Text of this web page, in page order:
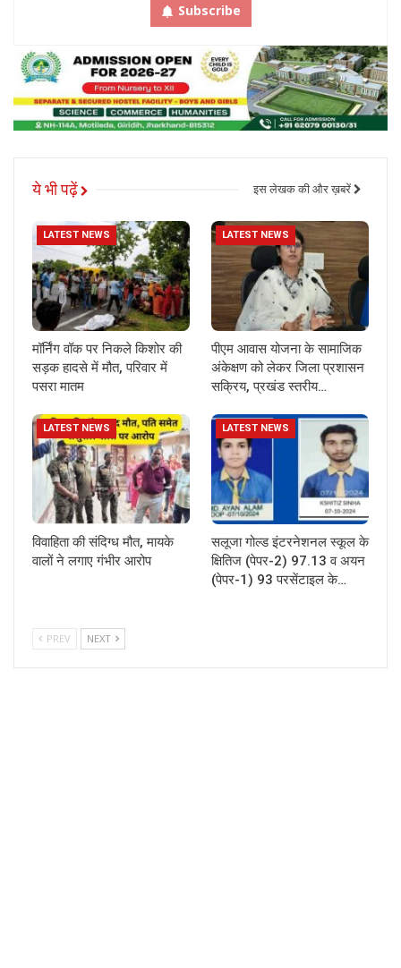
Subscribe
ये भी पढ़ें इस लेखक की और ख़बरें
LATEST NEWS
मॉर्निंग वॉक पर निकले किशोर की
सड़क हादसे में मौत, परिवार में
पसरा मातम
LATEST NEWS
पीएम आवास योजना के सामाजिक
अंकेक्षण को लेकर जिला प्रशासन
सक्रिय, प्रखंड स्तरीय…
LATEST NEWS
विवाहिता की संदिग्ध मौत, मायके
वालों ने लगाए गंभीर आरोप
LATEST NEWS
सलूजा गोल्ड इंटरनेशनल स्कूल के
क्षितिज (पेपर-2) 97.13 व अयन
(पेपर-1) 93 परसेंटाइल के…
PREV NEXT